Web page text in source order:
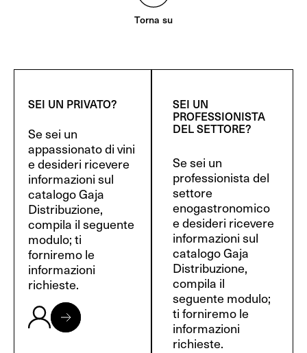
Torna su
SEI UN PRIVATO?
Se sei un
appassionato di vini
e desideri ricevere
informazioni sul
catalogo Gaja
Distribuzione,
compila il seguente
modulo; ti
forniremo le
informazioni
richieste.
SEI UN
PROFESSIONISTA
DEL SETTORE?
Se sei un
professionista del
settore
enogastronomico
e desideri ricevere
informazioni sul
catalogo Gaja
Distribuzione,
compila il
seguente modulo;
ti forniremo le
informazioni
richieste.